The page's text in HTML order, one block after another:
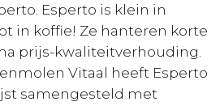
Esperto is klein in
in koffie! Ze hanteren korte
prijs-kwaliteitverhouding.
Vitaal heeft Esperto
samengesteld met